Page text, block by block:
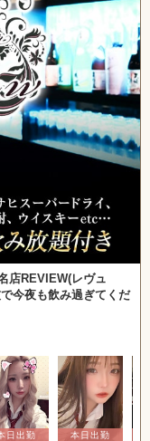
店REVIEW(レヴュ
今夜も飲み過ぎてくだ